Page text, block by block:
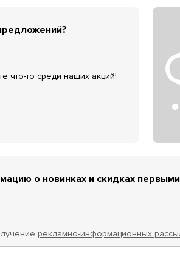
что-то среди наших акций!
о новинках и скидках
рекламно-информационных